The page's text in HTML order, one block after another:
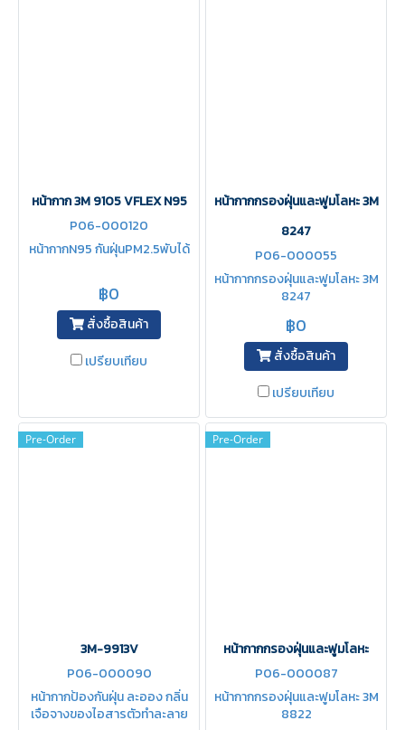
หน้ากาก 3M 9105 VFLEX N95
P06-000120
หน้ากากN95 กันฝุ่นPM2.5พับได้
฿0
สั่งซื้อสินค้า
เปรียบเทียบ
หน้ากากกรองฝุ่นและฟูมโลหะ 3M
8247
P06-000055
หน้ากากกรองฝุ่นและฟูมโลหะ 3M
8247
฿0
สั่งซื้อสินค้า
เปรียบเทียบ
Pre-Order
3M-9913V
P06-000090
หน้ากากป้องกันฝุ่น ละออง กลิ่น
เจือจางของไอสารตัวทำละลาย
Pre-Order
หน้ากากกรองฝุ่นและฟูมโลหะ
P06-000087
หน้ากากกรองฝุ่นและฟูมโลหะ 3M
8822